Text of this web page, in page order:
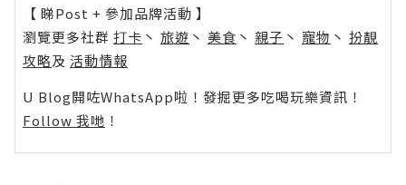
【 睇Post + 參加品牌活動 】
瀏覽更多社群 打卡 丶 旅遊 丶 美食 丶 親子 丶 寵物 丶 扮靚
攻略及 活動情報
U Blog開咗WhatsApp啦！發掘更多吃喝玩樂資訊！
Follow 我哋 ！